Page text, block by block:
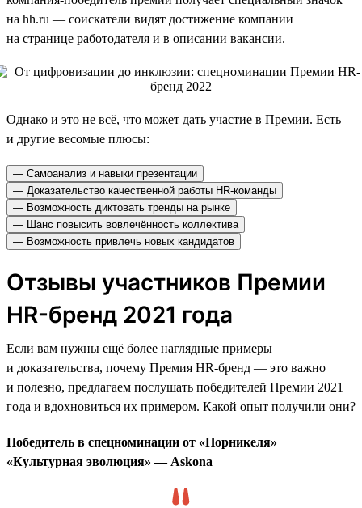
на hh.ru — соискатели видят достижение компании
на странице работодателя и в описании вакансии.
Однако и это не всё, что может дать участие в Премии. Есть
и другие весомые плюсы:
— Самоанализ и навыки презентации
— Доказательство качественной работы HR-команды
— Возможность диктовать тренды на рынке
— Шанс повысить вовлечённость коллектива
— Возможность привлечь новых кандидатов
Отзывы участников Премии
HR-бренд 2021 года
Если вам нужны ещё более наглядные примеры
и доказательства, почему Премия HR-бренд — это важно
и полезно, предлагаем послушать победителей Премии 2021
года и вдохновиться их примером. Какой опыт получили они?
Победитель в спецноминации от «Норникеля»
«Культурная эволюция» — Askona